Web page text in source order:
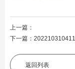
上一篇：
下一篇：
返回列表